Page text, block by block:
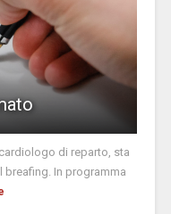
di reparto, sta
In programma